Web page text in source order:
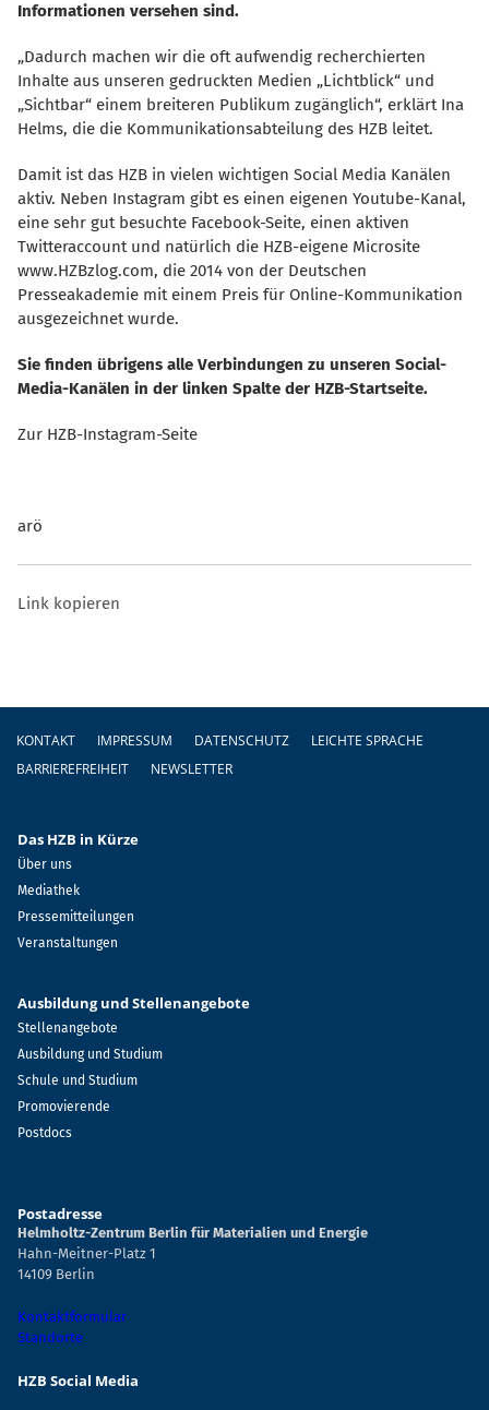
Informationen versehen sind.
Dadurch machen wir die oft aufwendig recherchierten
Inhalte aus unseren gedruckten Medien „Lichtblick“ und
Sichtbar“ einem breiteren Publikum zugänglich“, erklärt Ina
Helms, die die Kommunikationsabteilung des HZB leitet.
Damit ist das HZB in vielen wichtigen Social Media Kanälen
aktiv. Neben Instagram gibt es einen eigenen Youtube-Kanal,
eine sehr gut besuchte Facebook-Seite, einen aktiven
Twitteraccount und natürlich die HZB-eigene Microsite
www.HZBzlog.com, die 2014 von der Deutschen
Presseakademie mit einem Preis für Online-Kommunikation
ausgezeichnet wurde.
Sie finden übrigens alle Verbindungen zu unseren Social-
Media-Kanälen in der linken Spalte der HZB-Startseite.
Zur HZB-Instagram-Seite
arö
Link kopieren
Fußzeile
KONTAKT IMPRESSUM DATENSCHUTZ
LEICHTE SPRACHE
BARRIEREFREIHEIT
NEWSLETTER
Das HZB in Kürze
Über uns
Mediathek
Pressemitteilungen
Veranstaltungen
Ausbildung und Stellenangebote
Stellenangebote
Ausbildung und Studium
Schule und Studium
Promovierende
Postdocs
Postadresse
Helmholtz-Zentrum Berlin für Materialien und Energie
Hahn-Meitner-Platz 1
14109 Berlin
Kontaktformular
Standorte
HZB Social Media